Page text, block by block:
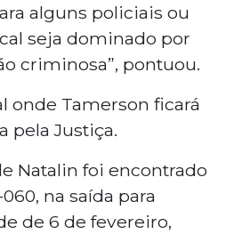
alguns policiais ou
seja dominado por
criminosa”, pontuou.
onde Tamerson ficará
pela Justiça.
Natalin foi encontrado
na saída para
de 6 de fevereiro,